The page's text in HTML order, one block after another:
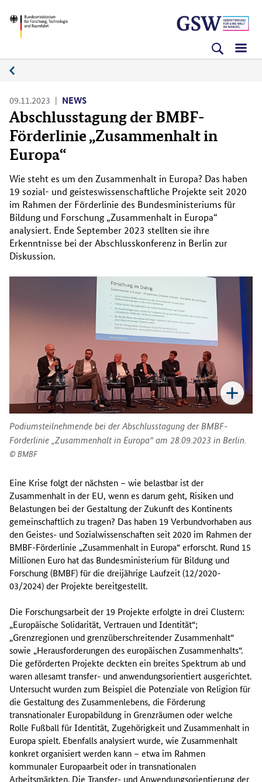
zum
(Eingabetaste)
zum
(Eingabetaste)
zur
(Eingabetaste)
BMFTR
09.11.2023 NEWS
Abschlusstagung der BMBF-
Förderlinie „Zusammenhalt in
Europa“
Wie steht es um den Zusammenhalt in Europa? Das haben
19 sozial- und geisteswissenschaftliche Projekte seit 2020
im Rahmen der Förderlinie des Bundesministeriums für
Bildung und Forschung „Zusammenhalt in Europa“
analysiert. Ende September 2023 stellten sie ihre
Erkenntnisse bei der Abschlusskonferenz in Berlin zur
Diskussion.
Podiumsteilnehmende bei der Abschlusstagung der BMBF-
Förderlinie „Zusammenhalt in Europa“ am 28.09.2023 in Berlin.
BMBF
Eine Krise folgt der nächsten – wie belastbar ist der
Zusammenhalt in der EU, wenn es darum geht, Risiken und
Belastungen bei der Gestaltung der Zukunft des Kontinents
gemeinschaftlich zu tragen? Das haben 19 Verbundvorhaben aus
den Geistes- und Sozialwissenschaften seit 2020 im Rahmen der
BMBF-Förderlinie „Zusammenhalt in Europa“ erforscht. Rund 15
Millionen Euro hat das Bundesministerium für Bildung und
Forschung (BMBF) für die dreijährige Laufzeit (12/2020-
03/2024) der Projekte bereitgestellt.
Die Forschungsarbeit der 19 Projekte erfolgte in drei Clustern:
„Europäische Solidarität, Vertrauen und Identität“;
„Grenzregionen und grenzüberschreitender Zusammenhalt“
sowie „Herausforderungen des europäischen Zusammenhalts“.
Die geförderten Projekte deckten ein breites Spektrum ab und
waren allesamt transfer- und anwendungsorientiert ausgerichtet.
Untersucht wurden zum Beispiel die Potenziale von Religion für
die Gestaltung des Zusammenlebens, die Förderung
transnationaler Europabildung in Grenzräumen oder welche
Rolle Fußball für Identität, Zugehörigkeit und Zusammenhalt in
Europa spielt. Ebenfalls analysiert wurde, wie Zusammenhalt
konkret organisiert werden kann – etwa im Rahmen
kommunaler Europaarbeit oder in transnationalen
Arbeitsmärkten. Die Transfer- und Anwendungsorientierung der